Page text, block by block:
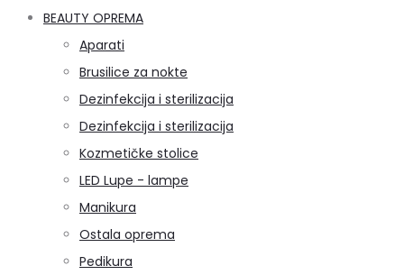
BEAUTY OPREMA
Aparati
Brusilice za nokte
Dezinfekcija i sterilizacija
Dezinfekcija i sterilizacija
Kozmetičke stolice
LED Lupe - lampe
Manikura
Ostala oprema
Pedikura